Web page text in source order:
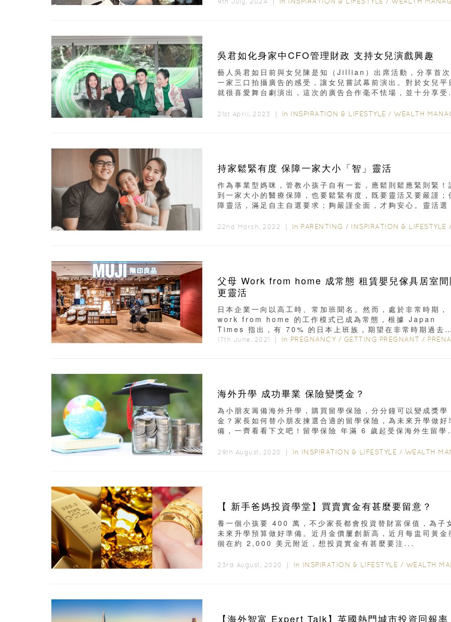
吳君如化身家中CFO管理財政 支持女兒演戲興趣
藝人吳君如日前與女兒陳是知（Jillian）出席活動，分享首次
一家三口拍攝廣告的感受，讓女兒嘗試幕前演出。對於女兒平
就很喜愛舞台劇演出，這次的廣告合作毫不怯場，並十分享受
21st April, 2023 ｜ In INSPIRATION & LIFESTYLE / WEALTH
持家鬆緊有度 保障一家大小「智」靈活
作為事業型媽咪，管教小孩子自有一套，應鬆則鬆應緊則緊！
到一家大小的醫療保障，也要鬆緊有度，既要靈活又要嚴謹；
障靈活，滿足自主自選要求；夠嚴謹全面，才夠安心。靈活選
22nd March, 2022 ｜ In PARENTING / INSPIRATION & LIFESTYLE /
父母 Work from home 成常態 租賃嬰兒傢具居室間
更靈活
日本企業一向以高工時、常加班聞名。然而，處於非常時期，
work from home 的工作模式已成為常態，根據 Japan
Times 指出，有 70% 的日本上班族，期望在非常時期過去
後...
17th June, 2021 ｜ In PREGNANCY / GETTING PREGNANT / PRENATAL
海外升學 成功畢業 保險變獎金？
為小朋友籌備海外升學，購買留學保險，分分鐘可以變成獎學
金？家長如何替小朋友揀選合適的留學保險，為未來升學做好
備，一齊看看下文吧！留學保險 年滿 6 歲起受保海外生留學
29th August, 2020 ｜ In INSPIRATION & LIFESTYLE / WEALTH
【 新手爸媽投資學堂】買賣實金有甚麼要留意？
養一個小孩要 400 萬，不少家長都會投資替財富保值，為子
未來升學預算做好準備。近月金價屢創新高，近月每盅司黃金
徊在約 2,000 美元附近，想投資實金有甚麼要注...
23rd August, 2020 ｜ In INSPIRATION & LIFESTYLE / WEALTH
【海外智富 Expert Talk】英國熱門城市投資回報率